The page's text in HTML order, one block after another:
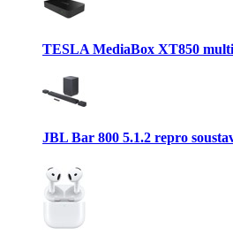
TESLA MediaBox XT850
JBL Bar 800 5.1.2 repro